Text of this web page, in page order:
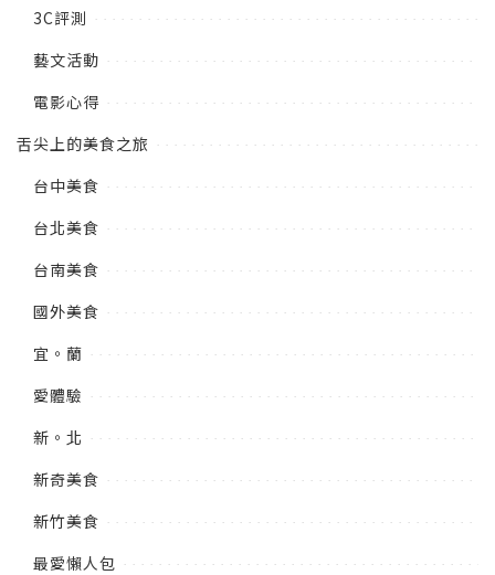
3C評測
藝文活動
電影心得
舌尖上的美食之旅
台中美食
台北美食
台南美食
國外美食
宜。蘭
愛體驗
新。北
新奇美食
新竹美食
最愛懶人包